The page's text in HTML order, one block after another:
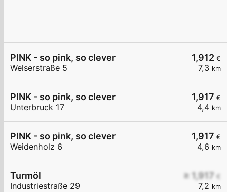
1,912 €
7,3 km
PINK - so pink, so clever
Welserstraße 5
1,917 €
4,4 km
PINK - so pink, so clever
Unterbruck 17
1,917 €
4,6 km
PINK - so pink, so clever
Weidenholz 6
≥ 1,917 €
7,2 km
Turmöl
Industriestraße 29